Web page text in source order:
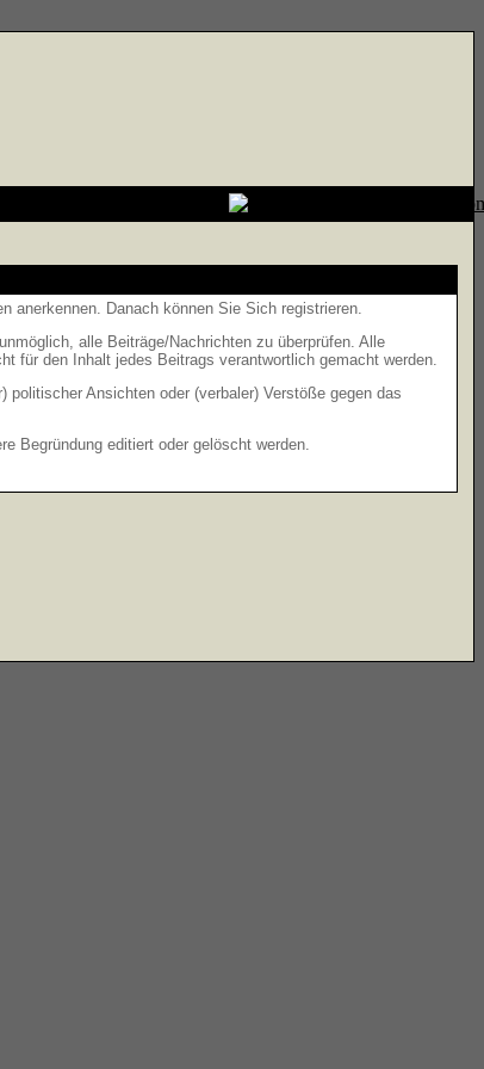
anerkennen. Danach können Sie Sich registrieren.
alle Beiträge/Nachrichten zu überprüfen. Alle
für den Inhalt jedes Beitrags verantwortlich gemacht werden.
Ansichten oder (verbaler) Verstöße gegen das
Begründung editiert oder gelöscht werden.